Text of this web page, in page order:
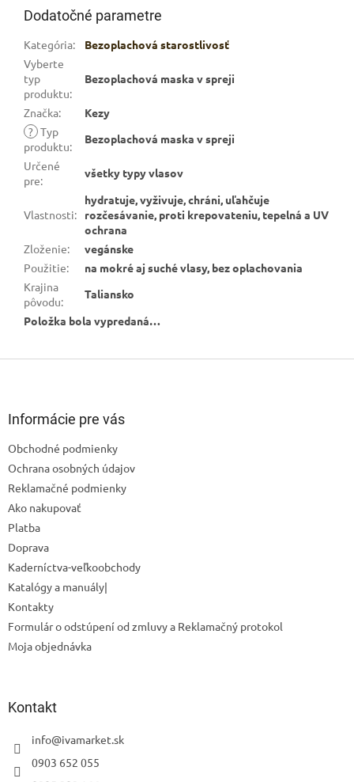
Dodatočné parametre
Kategória:
Bezoplachová starostlivosť
Vyberte
typ
produktu:
Bezoplachová maska v spreji
Značka:
Kezy
? Typ
produktu:
Bezoplachová maska v spreji
Určené
pre:
všetky typy vlasov
Vlastnosti:
hydratuje, vyživuje, chráni, uľahčuje
rozčesávanie, proti krepovateniu, tepelná a UV
ochrana
Zloženie:
vegánske
Použitie:
na mokré aj suché vlasy, bez oplachovania
Krajina
pôvodu:
Taliansko
Položka bola vypredaná…
Informácie pre vás
Obchodné podmienky
Ochrana osobných údajov
Reklamačné podmienky
Ako nakupovať
Platba
Doprava
Kaderníctva-veľkoobchody
Katalógy a manuály|
Kontakty
Formulár o odstúpení od zmluvy a Reklamačný protokol
Moja objednávka
Kontakt
info@ivamarket.sk
0903 652 055